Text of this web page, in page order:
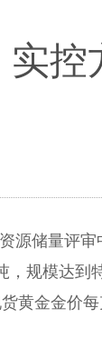
源储量评审
，规模达到
黄金金价